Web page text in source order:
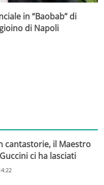
in “Baobab” di
di Napoli
cantastorie, il Maestro
ci ha lasciati